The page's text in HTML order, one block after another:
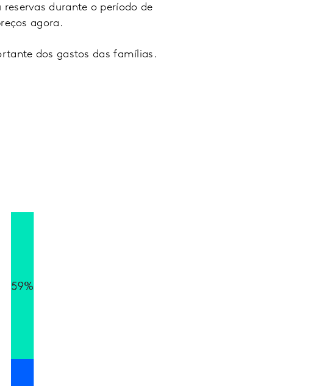
durante o período de
agora.
dos gastos das famílias.